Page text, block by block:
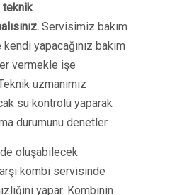
teknik
Servisimiz bakım
yapacağınız bakım
vermekle işe
uzmanımız
su kontrolü yaparak
durumunu denetler.
oluşabilecek
kombi servisinde
yapar. Kombinin